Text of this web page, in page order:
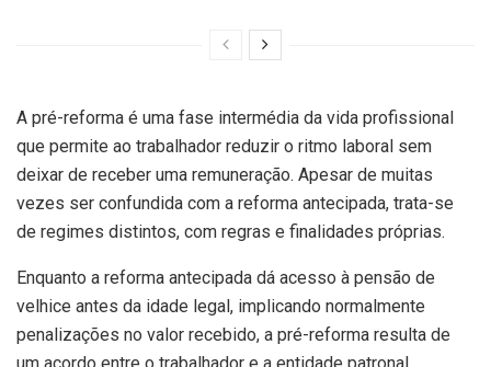
A pré-reforma é uma fase intermédia da vida profissional
que permite ao trabalhador reduzir o ritmo laboral sem
deixar de receber uma remuneração. Apesar de muitas
vezes ser confundida com a reforma antecipada, trata-se
de regimes distintos, com regras e finalidades próprias.
Enquanto a reforma antecipada dá acesso à pensão de
velhice antes da idade legal, implicando normalmente
penalizações no valor recebido, a pré-reforma resulta de